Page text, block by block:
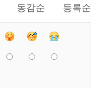
동감순 등록순